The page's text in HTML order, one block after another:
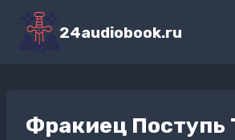
Перейти
содержимому
24audiobook.ru
Фракиец Поступь